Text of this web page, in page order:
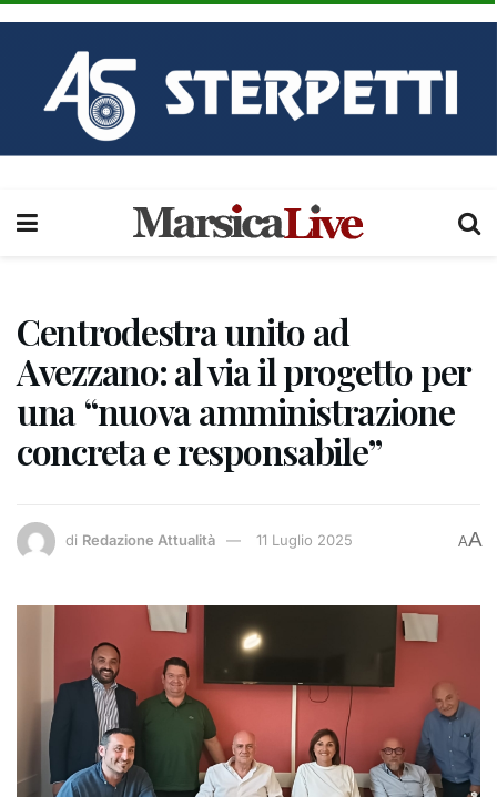
Centrodestra unito ad
Avezzano: al via il progetto per
una “nuova amministrazione
concreta e responsabile”
di Redazione Attualità 11 Luglio 2025 AA